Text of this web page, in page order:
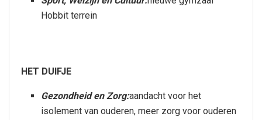
Hobbit terrein
HET DUIFJE
Gezondheid en Zorg:aandacht voor het
isolement van ouderen, meer zorg voor ouderen